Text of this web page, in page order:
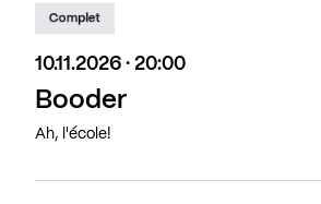
Complet
10.11.2026 · 20:00
Booder
Ah, l'école!